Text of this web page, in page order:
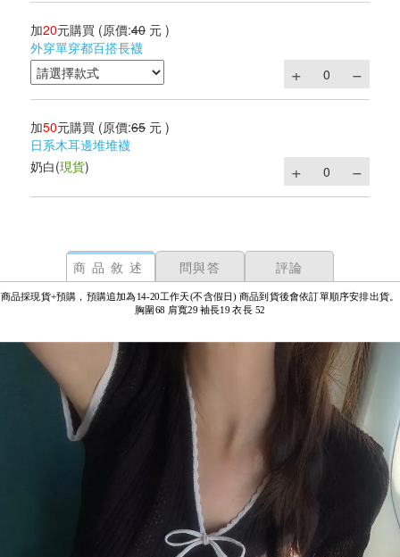
加20元購買 (原價:40 元 )
外穿單穿都百搭長襪
加50元購買 (原價:65 元 )
日系木耳邊堆堆襪
奶白(現貨)
商品敘述 問與答 評論